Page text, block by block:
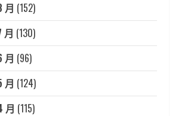
月 (152)
月 (130)
月 (96)
月 (124)
月 (115)